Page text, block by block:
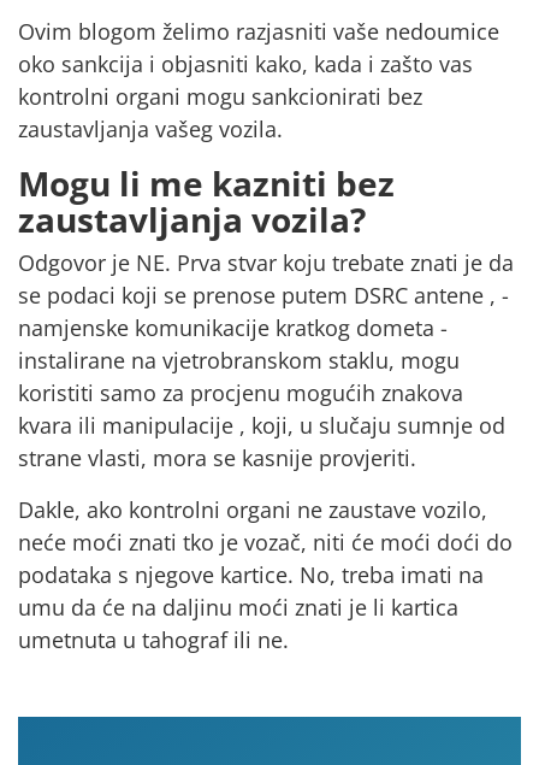
Ovim blogom želimo razjasniti vaše nedoumice
oko sankcija i objasniti kako, kada i zašto vas
kontrolni organi mogu sankcionirati bez
zaustavljanja vašeg vozila.
Mogu li me kazniti bez
zaustavljanja vozila?
Odgovor je NE. Prva stvar koju trebate znati je da
se podaci koji se prenose putem DSRC antene , -
namjenske komunikacije kratkog dometa -
instalirane na vjetrobranskom staklu, mogu
koristiti samo za procjenu mogućih znakova
kvara ili manipulacije , koji, u slučaju sumnje od
strane vlasti, mora se kasnije provjeriti.
Dakle, ako kontrolni organi ne zaustave vozilo,
neće moći znati tko je vozač, niti će moći doći do
podataka s njegove kartice. No, treba imati na
umu da će na daljinu moći znati je li kartica
umetnuta u tahograf ili ne.